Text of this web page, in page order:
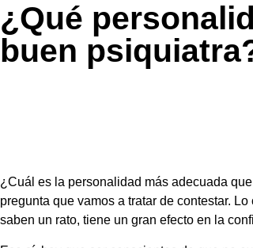
¿Qué
buen
¿Cuál es la personalidad más adecuada
pregunta que vamos a tratar de contestar.
saben un rato, tiene un gran efecto en la